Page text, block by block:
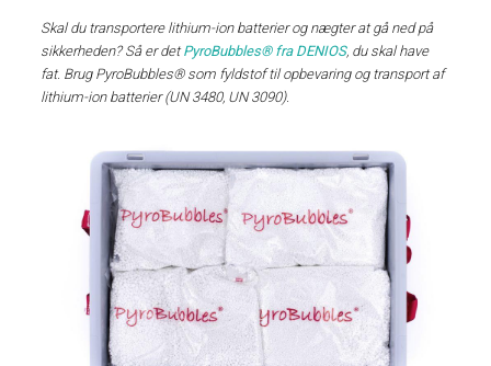
Skal du transportere lithium-ion batterier og nægter at gå ned på
sikkerheden? Så er detPyroBubbles® fra DENIOS, du skal have
fat. Brug PyroBubbles® som fyldstof til opbevaring og transport af
lithium-ion batterier (UN 3480, UN 3090).